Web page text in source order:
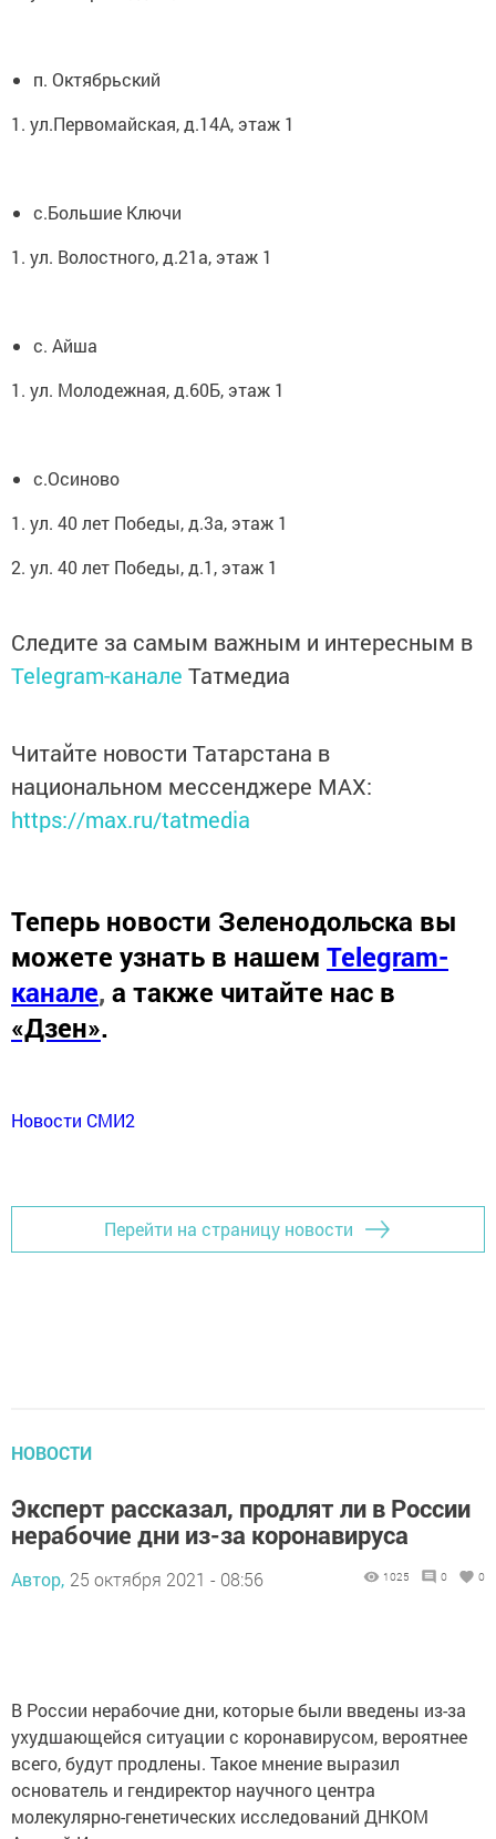
п. Октябрьский
1. ул.Первомайская, д.14А, этаж 1
с.Большие Ключи
1. ул. Волостного, д.21а, этаж 1
с. Айша
1. ул. Молодежная, д.60Б, этаж 1
с.Осиново
1. ул. 40 лет Победы, д.3а, этаж 1
2. ул. 40 лет Победы, д.1, этаж 1
Следите за самым важным и интересным в
Telegram-канале Татмедиа
Читайте новости Татарстана в
национальном мессенджере MАХ:
https://max.ru/tatmedia
Теперь новости Зеленодольска вы
можете узнать в нашем Telegram-
канале, а также читайте нас в
«Дзен».
Новости СМИ2
Перейти на страницу новости
НОВОСТИ
Эксперт рассказал, продлят ли в России
нерабочие дни из-за коронавируса
Автор, 25 октября 2021 - 08:56 1025 0 0
В России нерабочие дни, которые были введены из-за
ухудшающейся ситуации с коронавирусом, вероятнее
всего, будут продлены. Такое мнение выразил
основатель и гендиректор научного центра
молекулярно-генетических исследований ДНКОМ